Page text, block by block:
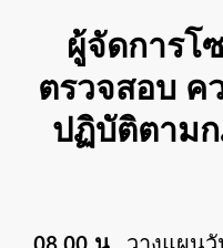
ผู้จัดการโ
ตรวจสอบ ค
ปฏิบัติตามก
08.00 น วางแผน